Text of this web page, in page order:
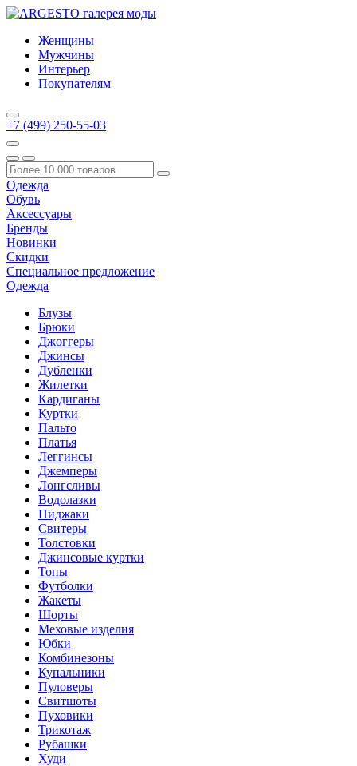
Женщины
Мужчины
Интерьер
Покупателям
+7 (499) 250-55-03
Одежда
Обувь
Аксессуары
Бренды
Новинки
Скидки
Специальное предложение
Одежда
Блузы
Брюки
Джоггеры
Джинсы
Дубленки
Жилетки
Кардиганы
Куртки
Пальто
Платья
Леггинсы
Джемперы
Лонгсливы
Водолазки
Пиджаки
Свитеры
Толстовки
Джинсовые куртки
Топы
Футболки
Жакеты
Шорты
Меховые изделия
Юбки
Комбинезоны
Купальники
Пуловеры
Свитшоты
Пуховики
Трикотаж
Рубашки
Худи